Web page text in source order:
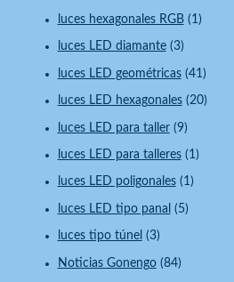
luces hexagonales RGB(1)
luces LED diamante(3)
luces LED geométricas(41)
luces LED hexagonales(20)
luces LED para taller(9)
luces LED para talleres(1)
luces LED poligonales(1)
luces LED tipo panal (5)
luces tipo túnel (3)
Noticias Gonengo(84)